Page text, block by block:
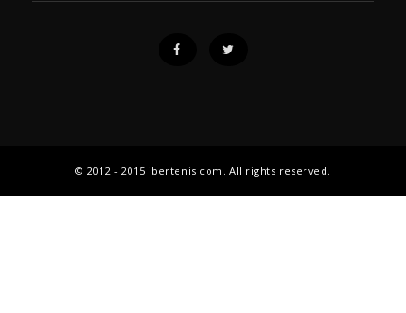
© 2012 - 2015 ibertenis.com. All rights reserved.